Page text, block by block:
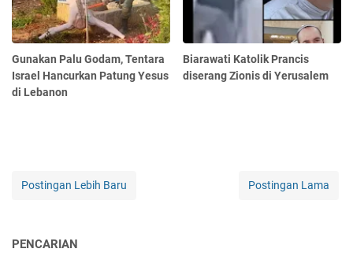
Gunakan Palu Godam, Tentara
Israel Hancurkan Patung Yesus
di Lebanon
Biarawati Katolik Prancis
diserang Zionis di Yerusalem
Postingan Lebih Baru Postingan Lama
PENCARIAN